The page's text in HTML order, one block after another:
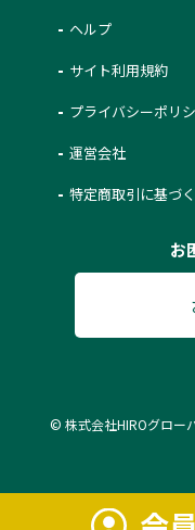
ヘルプ
サイト利用規約
プライバシーポリ
運営会社
特定商取引に基づ
お
© 株式会社HIROグロー